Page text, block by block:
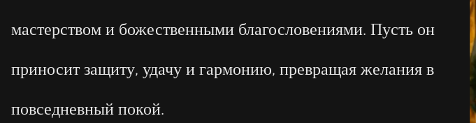
мастерством и божественными благословениями. Пусть он
приносит защиту, удачу и гармонию, превращая желания в
повседневный покой.